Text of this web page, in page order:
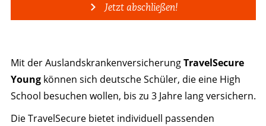
Jetzt abschließen!
Mit der Auslandskranken­versicherungTravelSecure
Young können sich deutsche Schüler, die eine High
School besuchen wollen, bis zu 3 Jahre lang versichern.
Die TravelSecure bietet individuell passenden